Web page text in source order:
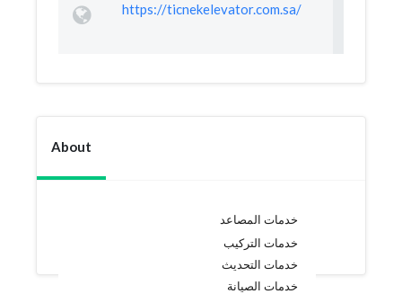
https://ticnekelevator.com.sa/
About
خدمات المصاعد
خدمات التركيب
خدمات التحديث
خدمات الصيانة